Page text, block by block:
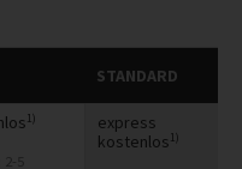
STANDARD
1)
5
express
kostenlos1)